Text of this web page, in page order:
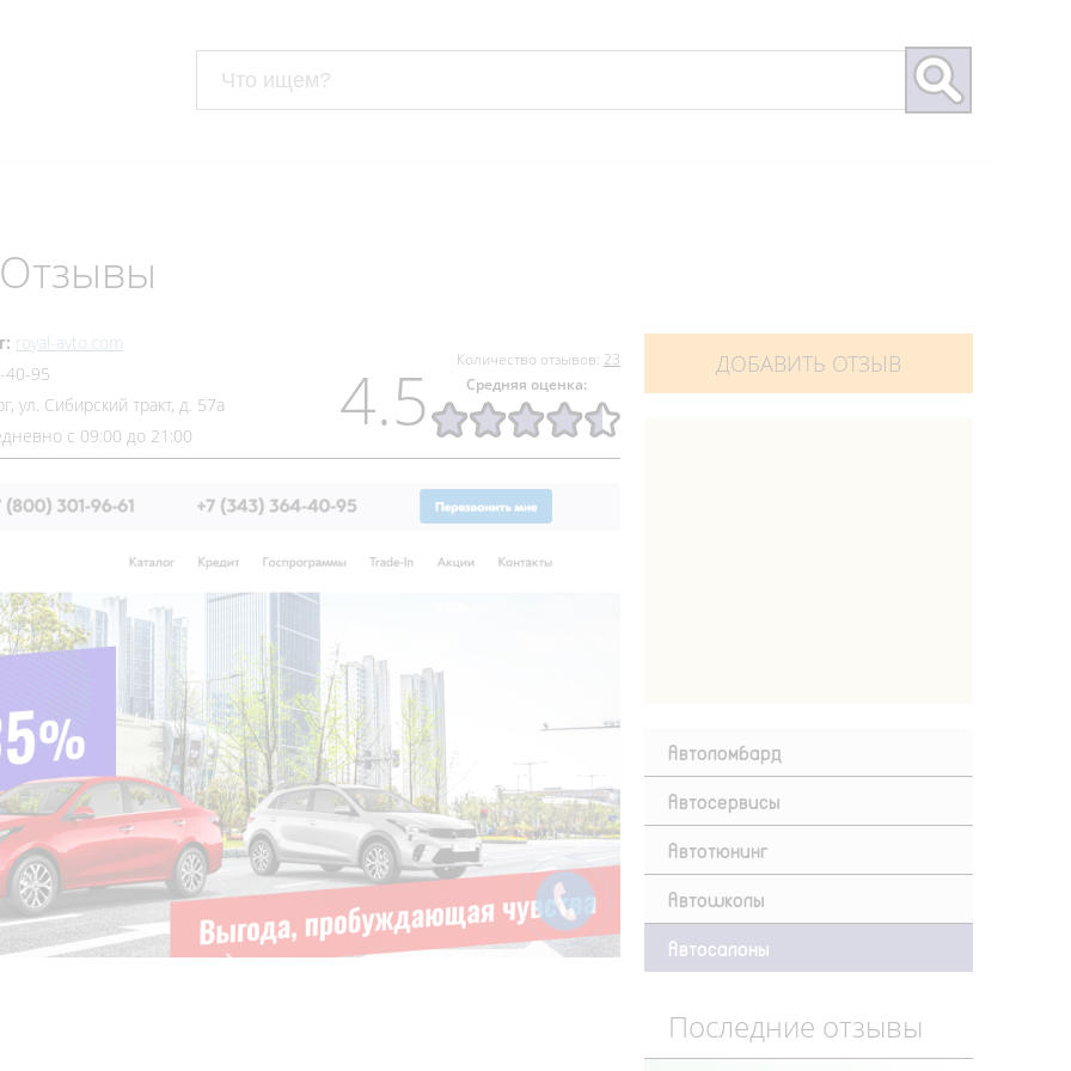
Количество отзывов: 23
Средняя оценка:
4.5
royal-avto.com
95
ул. Сибирский тракт, д. 57а
с 09:00 до 21:00
ДОБАВИТЬ ОТЗЫВ
Автоломбард
Автосервисы
Автотюнинг
Автошколы
Автосалоны
Последние отзывы